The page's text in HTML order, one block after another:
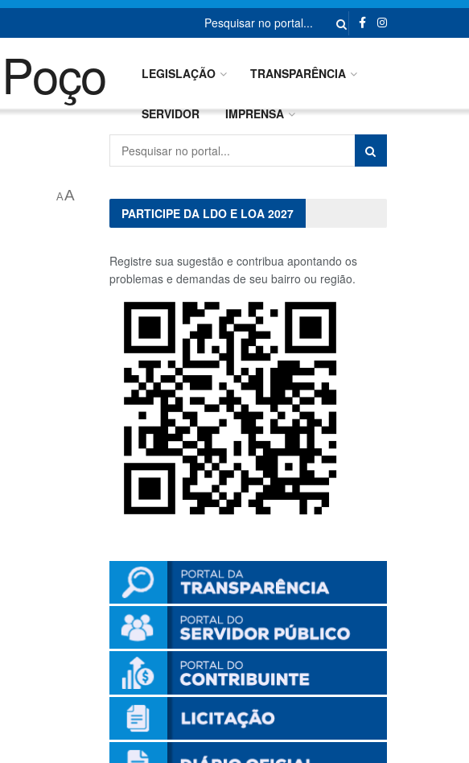
GOVERNO
LEGISLAÇÃO TRANSPARÊNCIA
SERVIDOR IMPRENSA
AA
PARTICIPE DA LDO E LOA 2027
Registre sua sugestão e contribua apontando os
problemas e demandas de seu bairro ou região.